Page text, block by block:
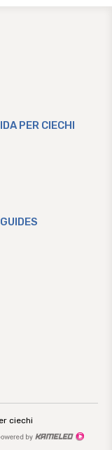
PER CIECHI
ciechi